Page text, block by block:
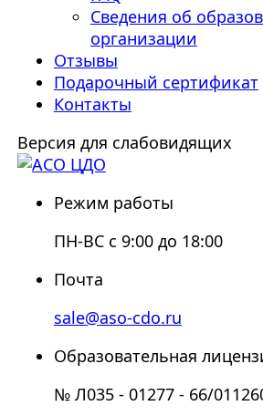
Сведения об
организации
Отзывы
Подарочный сертификат
Контакты
Версия для слабовидящих
Режим работы
ПН-ВС с 9:00 до 18:00
Почта
sale@aso-cdo.ru
Образовательная
№ Л035 - 01277 - 66/